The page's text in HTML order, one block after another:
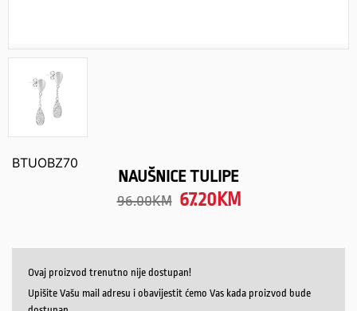
BTUOBZ70
NAUŠNICE TULIPE
96.00KM 67.20 KM
Ovaj proizvod trenutno nije dostupan!
Upišite Vašu mail adresu i obavijestit ćemo Vas kada proizvod bude